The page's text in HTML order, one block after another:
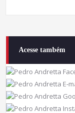
Acesse também